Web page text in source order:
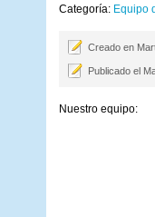
Categoría: Equipo
Creado en
Publicado el
Nuestro equipo: